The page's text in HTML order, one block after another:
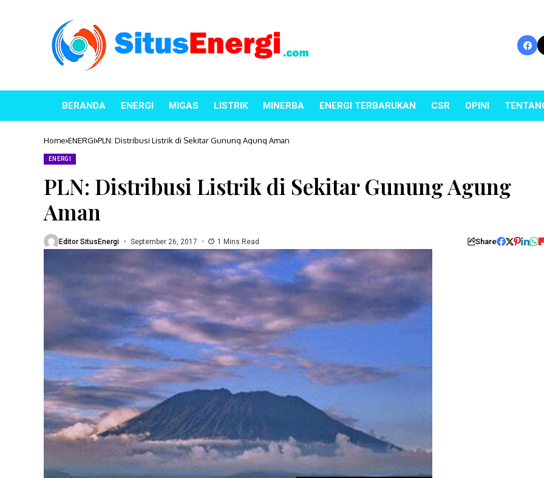
BERANDA ENERGI MIGAS LISTRIK MINERBA ENERGI TERBARUKAN CSR OPINI
Home ENERGI PLN: Distribusi Listrik di Sekitar Gunung Agung Aman
ENERGI
PLN: Distribusi Listrik di Sekitar Gunung Agung
Aman
Editor SitusEnergi September 26, 2017 1 Mins Read Share